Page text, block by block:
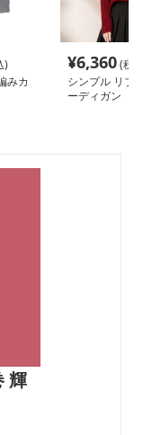
)
みカ
¥6,360(税
シンプル リブ
ーディガン
輝